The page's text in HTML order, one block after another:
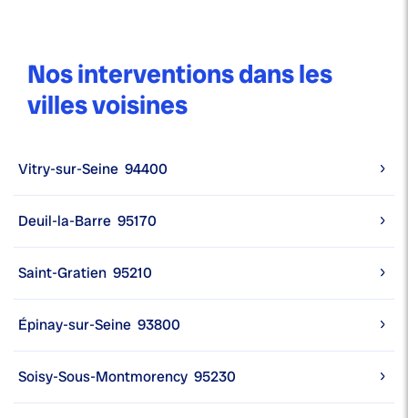
Nos interventions dans les
villes voisines
Vitry-sur-Seine 94400
Deuil-la-Barre 95170
Saint-Gratien 95210
Épinay-sur-Seine 93800
Soisy-Sous-Montmorency 95230